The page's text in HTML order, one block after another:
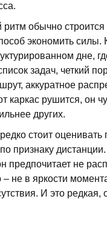
обычно
экономить силы.
дне,
задач, четкий
аккуратное
каркас рушится, он
других.
стоит
признаку
предпочитает не
– не в яркости
И это редкая,